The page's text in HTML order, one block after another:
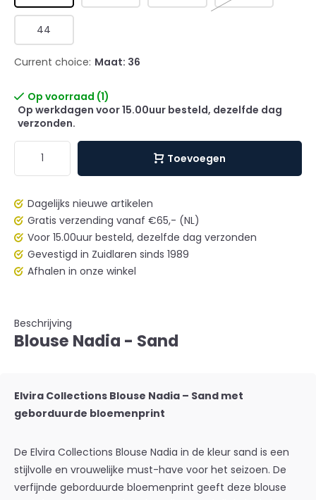
44
Current choice: Maat: 36
Op voorraad (1)
Op werkdagen voor 15.00uur besteld, dezelfde dag
verzonden.
Toevoegen
Dagelijks nieuwe artikelen
Gratis verzending vanaf €65,- (NL)
Voor 15.00uur besteld, dezelfde dag verzonden
Gevestigd in Zuidlaren sinds 1989
Afhalen in onze winkel
Beschrijving
Blouse Nadia - Sand
Elvira Collections Blouse Nadia – Sand met
geborduurde bloemenprint
De Elvira Collections Blouse Nadia in de kleur sand is een
stijlvolle en vrouwelijke must-have voor het seizoen. De
verfijnde geborduurde bloemenprint geeft deze blouse